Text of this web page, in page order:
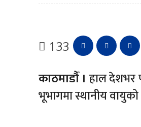
133
काठमाडौँ । हाल देशभर
भूभागमा स्थानीय